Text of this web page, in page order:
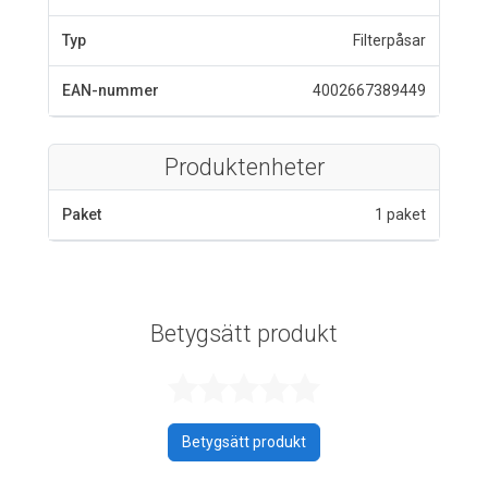
Typ Filterpåsar
EAN-nummer 4002667389449
Produktenheter
Paket 1 paket
Betygsätt produkt
Betygsätt produkt